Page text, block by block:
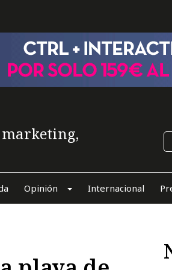
Opinión Internacional